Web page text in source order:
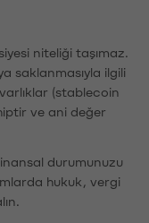
niteliği taşımaz.
saklanmasıyla ilgili
(stablecoin
ve ani değer
durumunuzu
hukuk, vergi